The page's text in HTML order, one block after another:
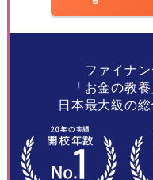
ファイナ
「お金の教
日本最大級の